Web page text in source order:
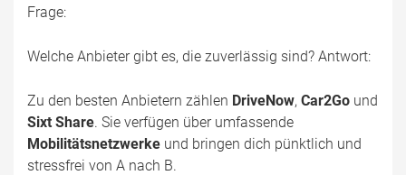
Frage:
Welche Anbieter gibt es, die zuverlässig sind? Antwort:
Zu den besten Anbietern zählen DriveNow, Car2Go und
Sixt Share. Sie verfügen über umfassende
Mobilitätsnetzwerke und bringen dich pünktlich und
stressfrei von A nach B.